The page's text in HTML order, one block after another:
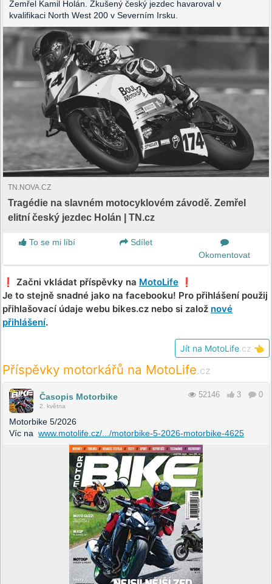
Zemřel Kamil Holán. Zkušený český jezdec havaroval v
kvalifikaci North West 200 v Severním Irsku.
TN.NOVA.CZ
Tragédie na slavném motocyklovém závodě. Zemřel
elitní český jezdec Holán | TN.cz
To se mi líbí
Sdílet
Okomentovat
❗️ Začni vkládat příspěvky na MotoLife ❗️
Je to stejně snadné jako na facebooku! Pro přihlášení použij
přihlašovací údaje webu bikes.cz nebo si založ nové
přihlášení.
Jít na MotoLife .cz 👈
Příspěvky motorkářů na MotoLife.cz
Časopis Motorbike
2. května
52146 3 0
Motorbike 5/2026
Víc na www.motolife.cz/.../motorbike-5-2026-motorbike-4625